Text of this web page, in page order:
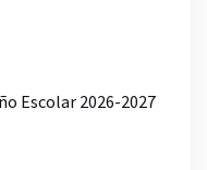
Escolar 2026-2027